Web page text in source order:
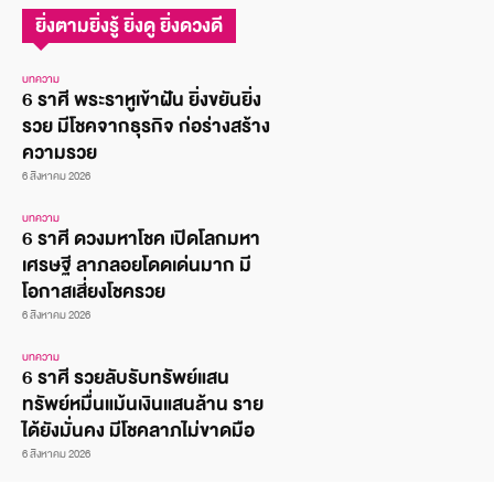
ยิ่งตามยิ่งรู้ ยิ่งดู ยิ่งดวงดี
บทความ
6 ราศี พระราหูเข้าฝัน ยิ่งขยันยิ่ง
รวย มีโชคจากธุรกิจ ก่อร่างสร้าง
ความรวย
6 สิงหาคม 2026
บทความ
6 ราศี ดวงมหาโชค เปิดโลกมหา
เศรษฐี ลาภลอยโดดเด่นมาก มี
โอกาสเสี่ยงโชครวย
6 สิงหาคม 2026
บทความ
6 ราศี รวยลับรับทรัพย์แสน
ทรัพย์หมื่นแม้นเงินแสนล้าน ราย
ได้ยังมั่นคง มีโชคลาภไม่ขาดมือ
6 สิงหาคม 2026